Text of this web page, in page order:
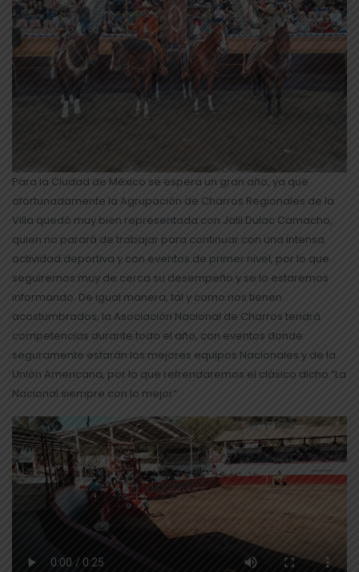
Para la Ciudad de México se espera un gran año, ya que
afortunadamente la Agrupación de Charros Regionales de la
Villa quedó muy bien representada con Jalil Dulac Camacho,
quien no parará de trabajar para continuar con una intensa
actividad deportiva y con eventos de primer nivel, por lo que
seguiremos muy de cerca su desempeño y se lo estaremos
informando. De igual manera, tal y como nos tienen
acostumbrados, la Asociación Nacional de Charros tendrá
competencias durante todo el año, con eventos donde
seguramente estarán los mejores equipos Nacionales y de la
Unión Americana, por lo que refrendaremos el clásico dicho “La
Nacional siempre con lo mejor”.